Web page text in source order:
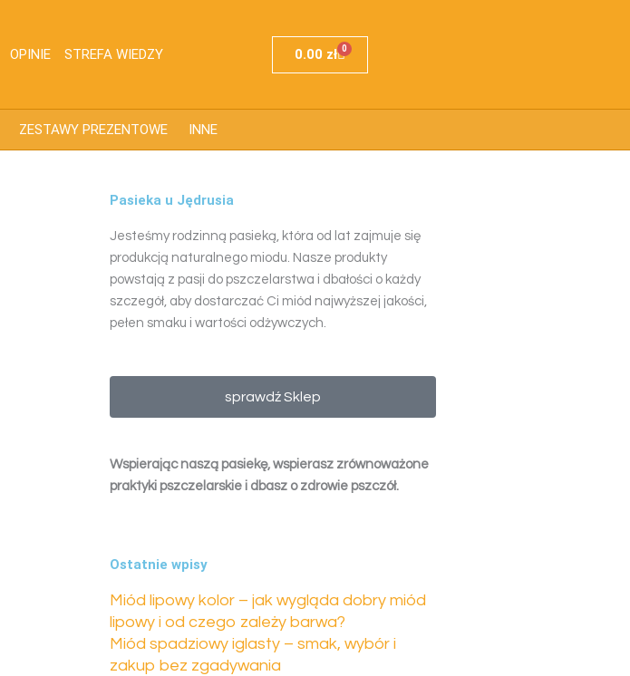
OPINIE STREFA WIEDZY 0.00 zł 0
Wózek
k
a
ZESTAWY PREZENTOWE INNE
Pasieka u Jędrusia
Jesteśmy rodzinną pasieką, która od lat zajmuje się
produkcją naturalnego miodu. Nasze produkty
powstają z pasji do pszczelarstwa i dbałości o każdy
szczegół, aby dostarczać Ci miód najwyższej jakości,
pełen smaku i wartości odżywczych.
sprawdź Sklep
Wspierając naszą pasiekę, wspierasz zrównoważone
praktyki pszczelarskie i dbasz o zdrowie pszczół.
Ostatnie wpisy
Miód lipowy kolor – jak wygląda dobry miód
lipowy i od czego zależy barwa?
Miód spadziowy iglasty – smak, wybór i
zakup bez zgadywania